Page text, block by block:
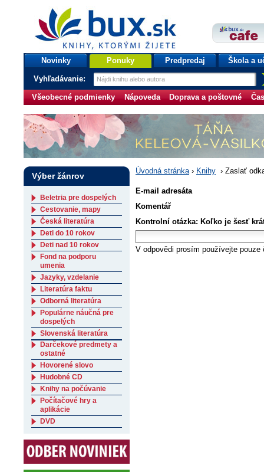
bux.sk
knihy, ktorými žijete
Úvodná stránka
Novinky Ponuky Predpredaj Škola a
Vyhľadávanie:
Všeobecné podmienky Nápoveda Doprava a poštovné
Úvodná stránka› Knihy › Zaslať
E-mail adresáta
Komentář
Kontrolní otázka: Koľko je šesť
V odpovědi prosím používejte pouze
Výber žánrov
Beletria pre dospelých
Cestovanie, mapy
Česká literatúra
Deti do 10 rokov
Deti nad 10 rokov
Fond na podporu
umenia
Jazyky, vzdelanie
Literatúra faktu
Odborná literatúra
Populárne náučná pre
dospelých
Slovenská literatúra
Darčekové predmety a
ostatné
Hovorené slovo
Hudobné CD
Knihy na počúvanie
Počítačové hry a
aplikácie
DVD